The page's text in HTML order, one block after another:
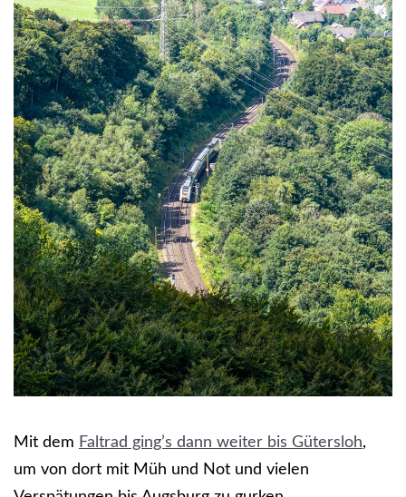
Mit dem Faltrad ging’s dann weiter bis Gütersloh,
um von dort mit Müh und Not und vielen